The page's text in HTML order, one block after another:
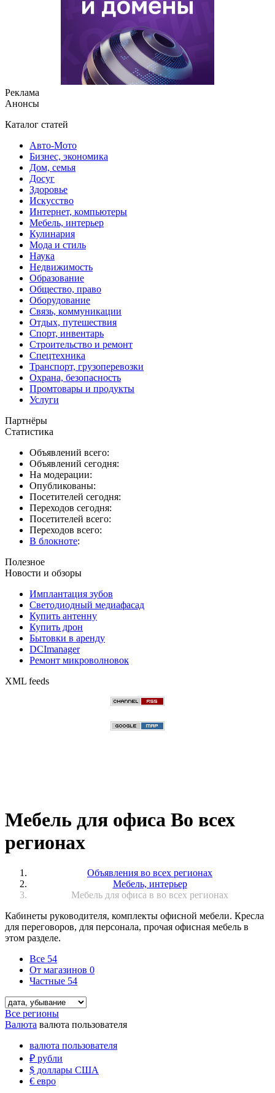
Реклама
Анонсы
Каталог статей
Авто-Мото
Бизнес, экономика
Дом, семья
Досуг
Здоровье
Искусство
Интернет, компьютеры
Мебель, интерьер
Кулинария
Мода и стиль
Наука
Недвижимость
Образование
Общество, право
Оборудование
Связь, коммуникации
Отдых, путешествия
Спорт, инвентарь
Строительство и ремонт
Спецтехника
Транспорт, грузоперевозки
Охрана, безопасность
Промтовары и продукты
Услуги
Партнёры
Статистика
Объявлений всего:
Объявлений сегодня:
На модерации:
Опубликованы:
Посетителей сегодня:
Переходов сегодня:
Посетителей всего:
Переходов всего:
В блокноте:
Полезное
Новости и обзоры
Имплантация зубов
Светодиодный медиафасад
Купить антенну
Купить дрон
Бытовки в аренду
DCImanager
Ремонт микроволновок
XML feeds
Мебель для офиса Во всех
регионах
Объявления во всех регионах
Мебель, интерьер
Мебель для офиса в во всех регионах
Кабинеты руководителя, комплекты офисной мебели. Кресла
для переговоров, для персонала, прочая офисная мебель в
этом разделе.
Все 54
От магазинов 0
Частные 54
Все регионы
Валюта валюта пользователя
валюта пользователя
₽ рубли
$ доллары США
€ евро